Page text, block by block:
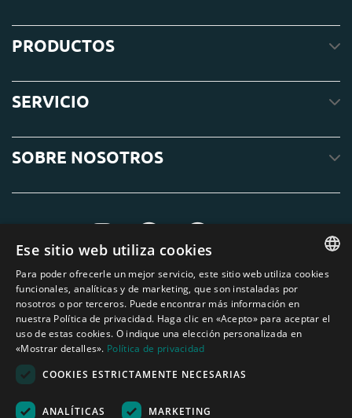
PRODUCTOS
SERVICIO
SOBRE NOSOTROS
DUTCH
GERMAN
Ese sitio web utiliza cookies
Para poder ofrecerle un mejor servicio, este sitio web utiliza cookies
funcionales, analíticas y de marketing, que son instaladas por
nosotros o por terceros. Puede encontrar más información en
nuestra Política de privacidad. Haga clic en «Acepto» para aceptar el
uso de estas cookies. O indique una elección personalizada en
«Mostrar detalles». Política de privacidad
COOKIES ESTRICTAMENTE NECESARIAS
ANALÍTICAS MARKETING